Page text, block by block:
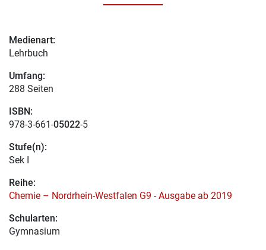
Medienart:
Lehrbuch
Umfang:
288 Seiten
ISBN:
978-3-661-05022-5
Stufe(n):
Sek I
Reihe:
Chemie – Nordrhein-Westfalen G9 - Ausgabe ab 2019
Schularten:
Gymnasium